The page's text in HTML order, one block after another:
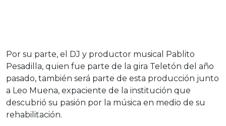
Por su parte, el DJ y productor musical Pablito
Pesadilla, quien fue parte de la gira Teletón del año
pasado, también será parte de esta producción junto
a Leo Muena, expaciente de la institución que
descubrió su pasión por la música en medio de su
rehabilitación.